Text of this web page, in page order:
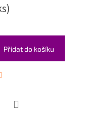
Přidat do košíku